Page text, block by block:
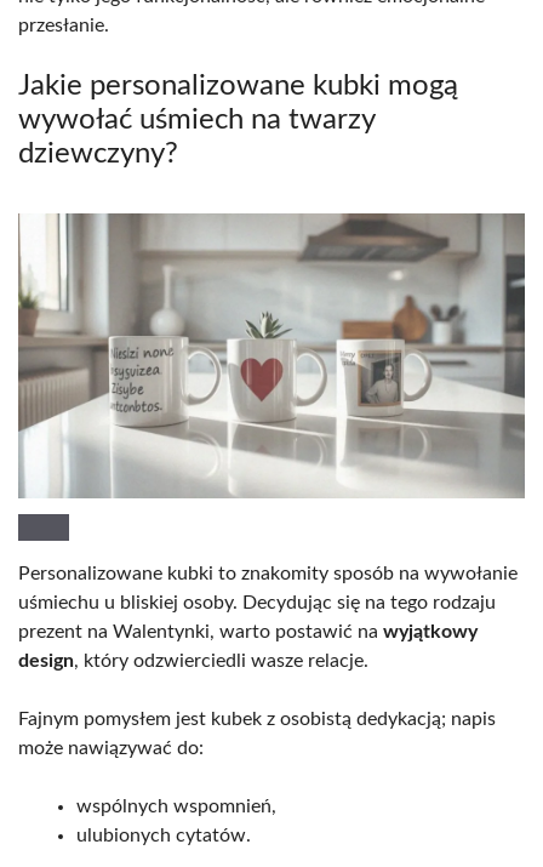
przesłanie.
Jakie personalizowane kubki mogą
wywołać uśmiech na twarzy
dziewczyny?
Personalizowane kubki to znakomity sposób na wywołanie
uśmiechu u bliskiej osoby. Decydując się na tego rodzaju
prezent na Walentynki, warto postawić na wyjątkowy
design, który odzwierciedli wasze relacje.
Fajnym pomysłem jest kubek z osobistą dedykacją; napis
może nawiązywać do:
wspólnych wspomnień,
ulubionych cytatów.